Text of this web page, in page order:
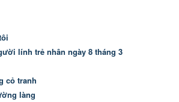
lính trẻ nhân ngày 8 tháng 3
cỏ tranh
làng